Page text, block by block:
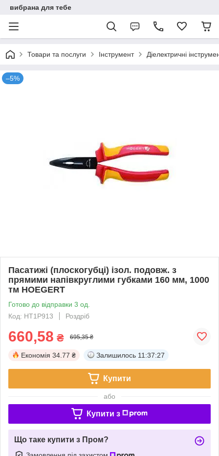
вибрана для тебе
Товари та послуги Інструмент Діелектричні
–5%
Пасатижі (плоскогубці) ізол. подовж. з
прямими напівкруглими губками 160 мм, 1000
тм HOEGERT
Готово до відправки 3 од.
Код: HT1P913
Роздріб
660,58 ₴ 695,35 ₴
Економія 34.77 ₴ Залишилось 11:37:27
Купити
або
Купити з
Що таке купити з Пром?